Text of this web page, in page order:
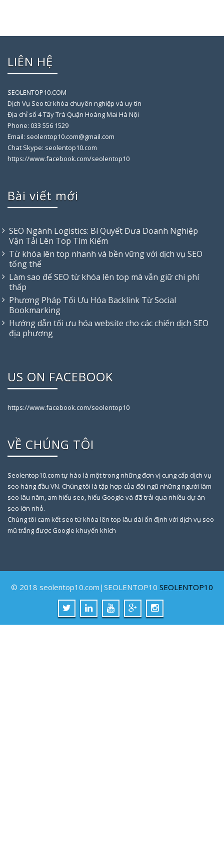
LIÊN HỆ
SEOLENTOP10.COM
Dịch Vụ Seo từ khóa chuyên nghiệp và uy tín
Địa chỉ số 4 Tây Trà Quận Hoàng Mai Hà Nội
Phone: 033 556 1529
Email: seolentop10.com@gmail.com
Chat Skype: seolentop10.com
https://www.facebook.com/seolentop10
Bài viết mới
SEO Ngành Logistics: Bí Quyết Đưa Doanh Nghiệp
Vận Tải Lên Top Tìm Kiếm
Từ khóa lên top nhanh và bền vững với dịch vụ SEO
tổng thể
Làm sao để SEO từ khóa lên top mà vẫn giữ chi phí
thấp
Phương Pháp Tối Ưu Hóa Backlink Từ Social
Bookmarking
Hướng dẫn tối ưu hóa website cho các chiến dịch SEO
địa phương
US ON FACEBOOK
https://www.facebook.com/seolentop10
VỀ CHÚNG TÔI
Seolentop10.com tự hào là một trong những đơn vị cung cấp dịch vụ
seo hàng đầu VN. Chúng tôi là tập hợp của đội ngũ những người làm
seo lâu năm, am hiểu seo, hiểu Google và đã trải qua nhiều dự án
seo lớn nhỏ.
Chúng tôi cam kết seo từ khóa lên top lâu dài ổn định với dịch vụ seo
mũ trắng được Google khuyến khích
© 2018 seolentop10.com|SEOLENTOP10 SEOLENTOP10